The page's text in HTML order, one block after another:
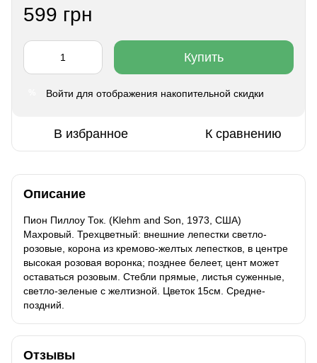
599 грн
Купить
Войти для отображения накопительной скидки
В избранное К сравнению
Описание
Пион Пиллоу Ток. (Klehm and Son, 1973, США)
Махровый. Трехцветный: внешние лепестки светло-
розовые, корона из кремово-желтых лепестков, в центре
высокая розовая воронка; позднее белеет, цент может
оставаться розовым. Стебли прямые, листья суженные,
светло-зеленые с желтизной. Цветок 15см. Средне-
поздний.
Отзывы